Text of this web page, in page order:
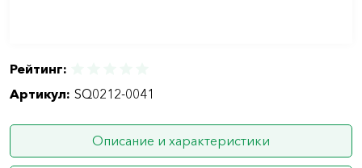
Рейтинг:
Артикул: SQ0212-0041
Описание и характеристики